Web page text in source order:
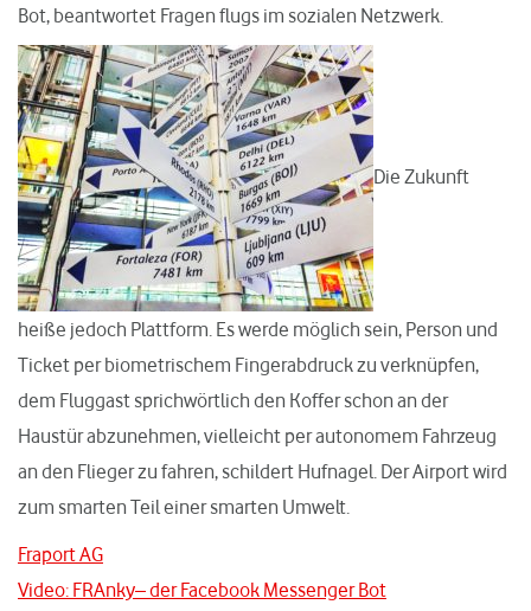
Bot, beantwortet Fragen flugs im sozialen Netzwerk.
Die Zukunft
heiße jedoch Plattform. Es werde möglich sein, Person und
Ticket per biometrischem Fingerabdruck zu verknüpfen,
dem Fluggast sprichwörtlich den Koffer schon an der
Haustür abzunehmen, vielleicht per autonomem Fahrzeug
an den Flieger zu fahren, schildert Hufnagel. Der Airport wird
zum smarten Teil einer smarten Umwelt.
Fraport AG
Video: FRAnky– der Facebook Messenger Bot